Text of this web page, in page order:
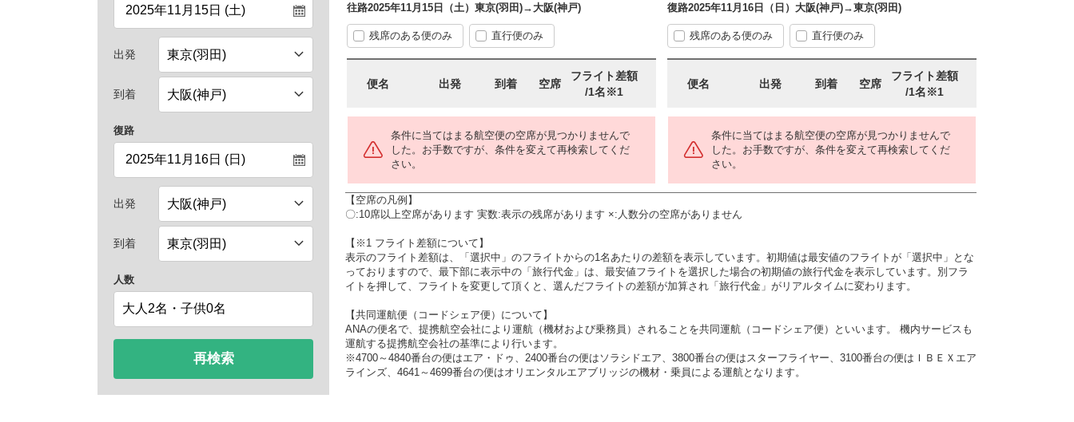
出発
到着
復路
出発
到着
人数
再検索
往路2025年11月15日（土） 東京(羽田)→大阪(神戸)
残席のある便のみ 直行便のみ
便名 出発 到着 空席
フライト差額
/1名※1
条件に当てはまる航空便の空席が見つかりませんで
した。お手数ですが、条件を変えて再検索してくだ
さい。
復路2025年11月16日（日） 大阪(神戸)→東京(羽田)
残席のある便のみ 直行便のみ
便名 出発 到着 空席
フライト差額
/1名※1
条件に当てはまる航空便の空席が見つかりませんで
した。お手数ですが、条件を変えて再検索してくだ
さい。
【空席の凡例】
〇:10席以上空席があります 実数:表示の残席があります ×:人数分の空席がありません
【※1 フライト差額について】
表示のフライト差額は、「選択中」のフライトからの1名あたりの差額を表示しています。初期値は最安値のフライトが「選択中」とな
っておりますので、最下部に表示中の「旅行代金」は、最安値フライトを選択した場合の初期値の旅行代金を表示しています。別フラ
イトを押して、フライトを変更して頂くと、選んだフライトの差額が加算され「旅行代金」がリアルタイムに変わります。
【共同運航便（コードシェア便）について】
ANAの便名で、提携航空会社により運航（機材および乗務員）されることを共同運航（コードシェア便）といいます。 機内サービスも
運航する提携航空会社の基準により行います。
※4700～4840番台の便はエア・ドゥ、2400番台の便はソラシドエア、3800番台の便はスターフライヤー、3100番台の便はＩＢＥＸエア
ラインズ、4641～4699番台の便はオリエンタルエアブリッジの機材・乗員による運航となります。